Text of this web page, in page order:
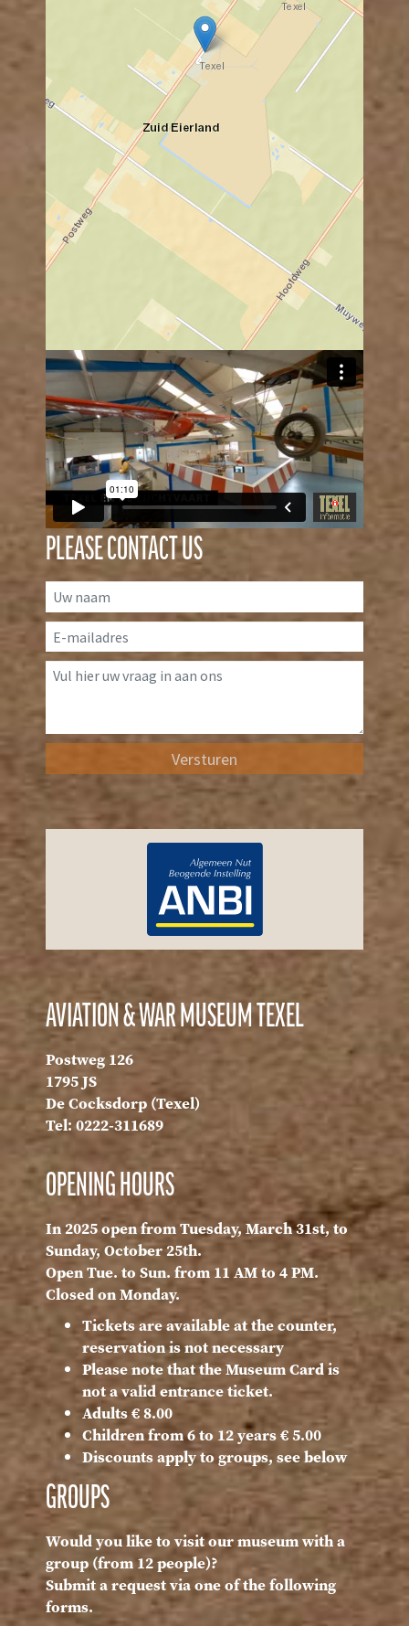
AVIATION & WAR MUSEUM TEXEL
Postweg 126
1795 JS
De Cocksdorp (Texel)
Tel: 0222-311689
OPENING HOURS
In 2025 open from Tuesday, March 31st, to
Sunday, October 25th.
Open Tue. to Sun. from 11 AM to 4 PM.
Closed on Monday.
Tickets are available at the counter,
reservation is not necessary
Please note that the Museum Card is
not a valid entrance ticket.
Adults € 8.00
Children from 6 to 12 years € 5.00
Discounts apply to groups, see below
GROUPS
Would you like to visit our museum with a
group (from 12 people)?
Submit a request via one of the following
forms.
PLEASE CONTACT US
Versturen